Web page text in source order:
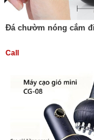
Đá chườm nóng cắm
Call